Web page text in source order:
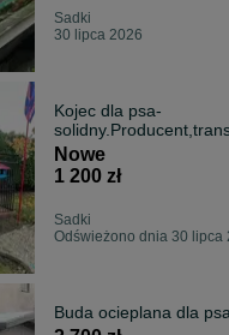
Sadki
30 lipca 2026
Kojec dla psa-
-w cenie.
Nowe
1 200 zł
Sadki
Odświeżono dnia 30 lipca
Buda ocieplana dla